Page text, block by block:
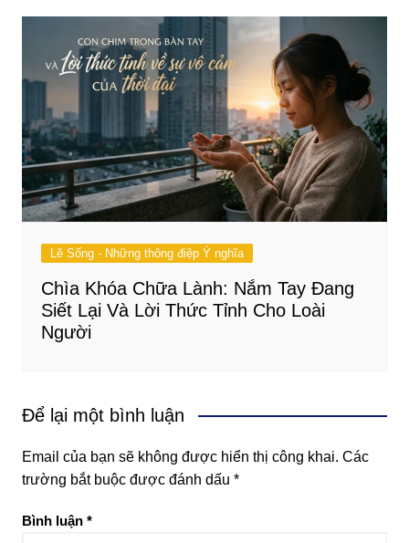
Lẽ Sống - Những thông điệp Ý nghĩa
Chìa Khóa Chữa Lành: Nắm Tay Đang
Siết Lại Và Lời Thức Tỉnh Cho Loài
Người
Để lại một bình luận
Email của bạn sẽ không được hiển thị công khai. Các
trường bắt buộc được đánh dấu *
Bình luận *